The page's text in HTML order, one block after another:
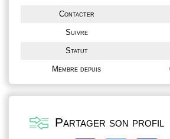
Contacter
Suivre
Statut
Membre depuis
Partager son profil